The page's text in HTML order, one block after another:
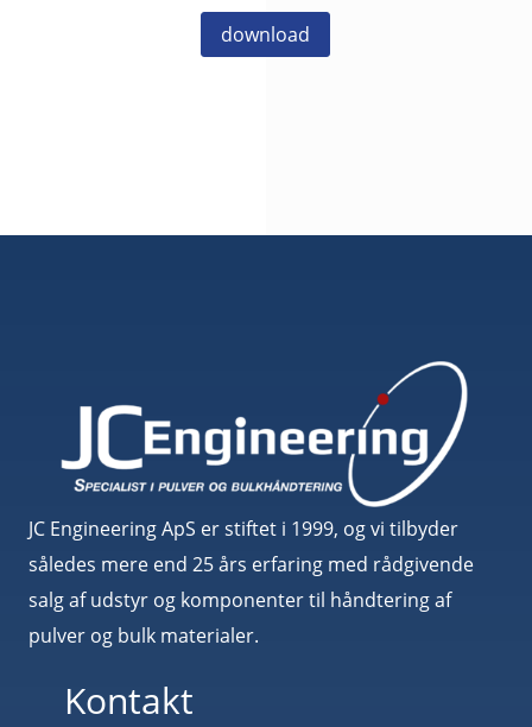
download
JC Engineering ApS er stiftet i 1999, og vi tilbyder
således mere end 25 års erfaring med rådgivende
salg af udstyr og komponenter til håndtering af
pulver og bulk materialer.
Kontakt